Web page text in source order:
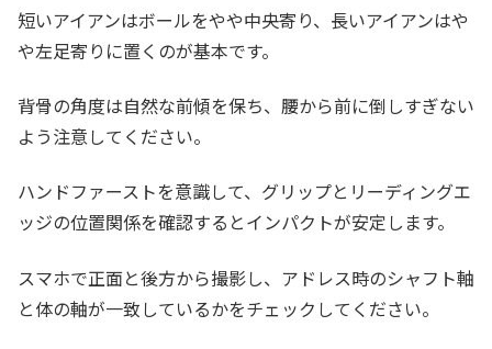
短いアイアンはボールをやや中央寄り、長いアイアンはや
や左足寄りに置くのが基本です。
背骨の角度は自然な前傾を保ち、腰から前に倒しすぎない
よう注意してください。
ハンドファーストを意識して、グリップとリーディングエ
ッジの位置関係を確認するとインパクトが安定します。
スマホで正面と後方から撮影し、アドレス時のシャフト軸
と体の軸が一致しているかをチェックしてください。